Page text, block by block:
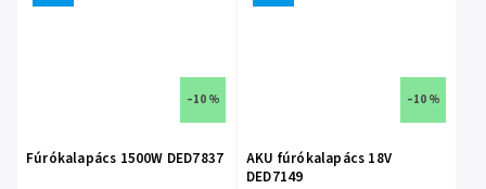
–10 %
Fúrókalapács 1500W DED7837
–10 %
AKU fúrókalapács 18V
DED7149